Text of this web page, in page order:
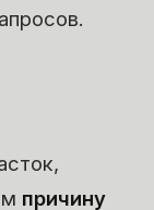
причину